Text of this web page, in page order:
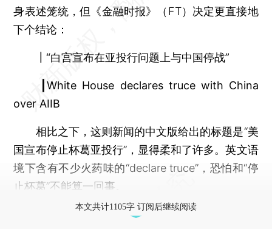
身表述笼统，但《金融时报》（FT）决定更直接地
下个结论：
┃“白宫宣布在亚投行问题上与中国停战”
┃White House declares truce with China
over AIIB
相比之下，这则新闻的中文版给出的标题是“美
国宣布停止杯葛亚投行”，显得柔和了许多。英文语
境下含有不少火药味的“declare truce”，恐怕和“停
止杯葛”不能算一回事。
本文共计1105字 订阅后继续阅读